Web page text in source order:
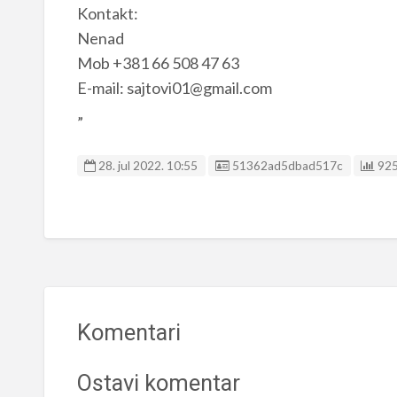
Kontakt:
Nenad
Mob +381 66 508 47 63
E-mail: sajtovi01@gmail.com
„
28. jul 2022. 10:55 Listing ID
51362ad5dbad517c
Komentari
Ostavi komentar